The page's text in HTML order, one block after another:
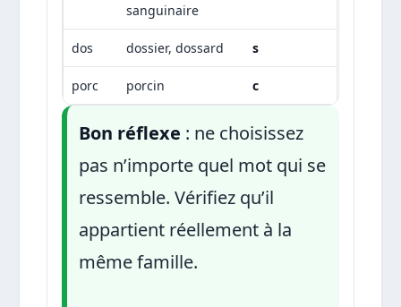
sanguinaire
dos dossier, dossard s
porc porcin c
Bon réflexe : ne choisissez
pas n’importe quel mot qui se
ressemble. Vérifiez qu’il
appartient réellement à la
même famille.